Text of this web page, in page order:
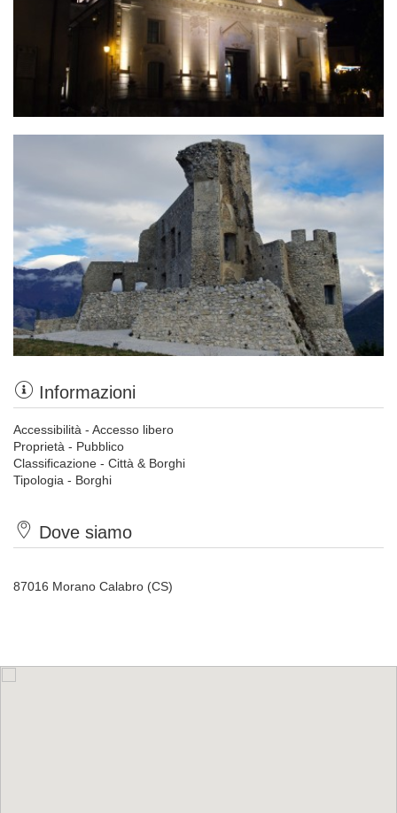
Informazioni
Accessibilità - Accesso libero
Proprietà - Pubblico
Classificazione - Città & Borghi
Tipologia - Borghi
Dove siamo
87016 Morano Calabro (CS)